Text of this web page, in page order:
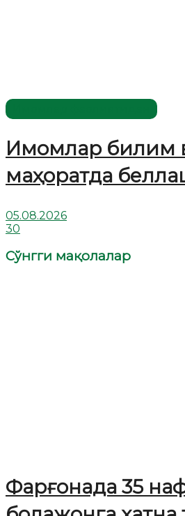
Имомлар билим
маҳоратда
05.08.2026
30
Сўнгги мақолалар
Фарғонада 35